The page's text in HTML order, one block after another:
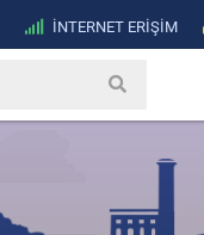
İNTERNET ERİŞİM